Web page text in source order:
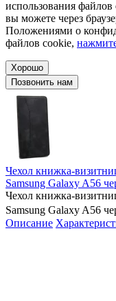
использования файлов
вы можете через
Положениями о
файлов cookie,
Хорошо
Позвонить нам
Чехол книжка-
Samsung Galaxy A56
Чехол книжка-
Samsung Galaxy A56
Описание